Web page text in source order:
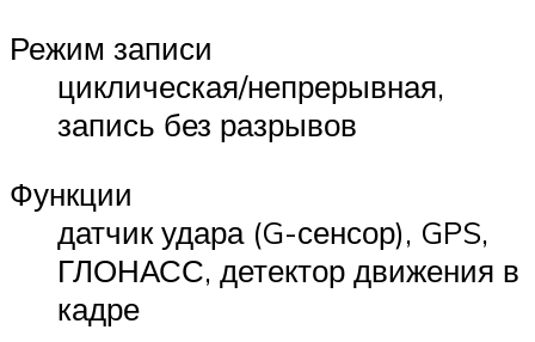
Режим записи
циклическая/непрерывная,
запись без разрывов
Функции
датчик удара (G-сенсор), GPS,
ГЛОНАСС, детектор движения в
кадре